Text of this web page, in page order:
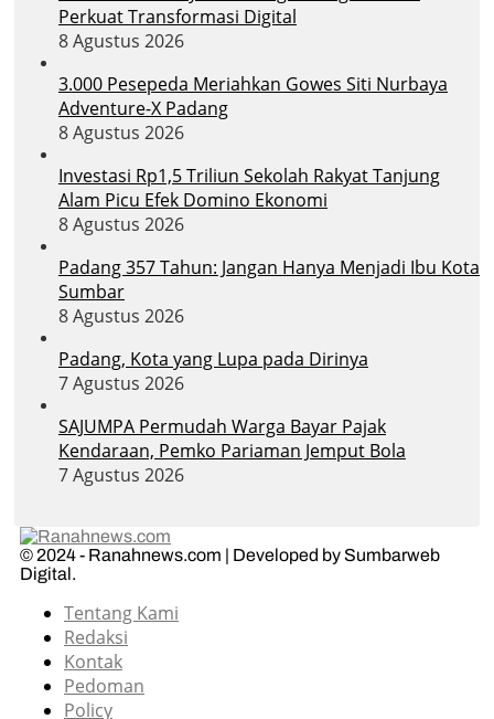
Perkuat Transformasi Digital
8 Agustus 2026
3.000 Pesepeda Meriahkan Gowes Siti Nurbaya
Adventure-X Padang
8 Agustus 2026
Investasi Rp1,5 Triliun Sekolah Rakyat Tanjung
Alam Picu Efek Domino Ekonomi
8 Agustus 2026
Padang 357 Tahun: Jangan Hanya Menjadi Ibu Kota
Sumbar
8 Agustus 2026
Padang, Kota yang Lupa pada Dirinya
7 Agustus 2026
SAJUMPA Permudah Warga Bayar Pajak
Kendaraan, Pemko Pariaman Jemput Bola
7 Agustus 2026
© 2024 - Ranahnews.com | Developed by Sumbarweb
Digital.
Tentang Kami
Redaksi
Kontak
Pedoman
Policy